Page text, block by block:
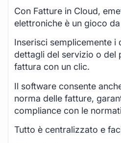
Con Fatture in Cloud,
elettroniche è un gioco
Inserisci semplicemente i
dettagli del servizio o del
fattura con un clic.
Il software consente
norma delle fatture,
compliance con le
Tutto è centralizzato e